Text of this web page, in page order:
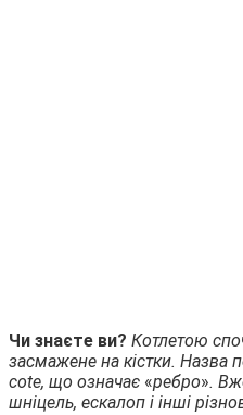
Чи знаєте ви? Котлетою
засмажене на кістки. Назва
cote, що означає «ребро».
шніцель, ескалоп і інші